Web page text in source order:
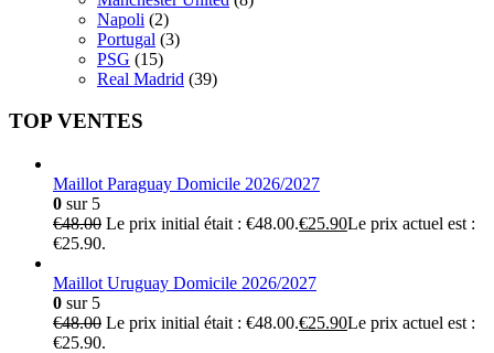
Napoli (2)
Portugal (3)
PSG (15)
Real Madrid (39)
TOP VENTES
Maillot Paraguay Domicile 2026/2027
0 sur 5
€48.00 Le prix initial était : €48.00.€25.90Le prix actuel est :
€25.90.
Maillot Uruguay Domicile 2026/2027
0 sur 5
€48.00 Le prix initial était : €48.00.€25.90Le prix actuel est :
€25.90.